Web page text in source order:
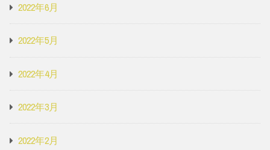
2022年6月
2022年5月
2022年4月
2022年3月
2022年2月